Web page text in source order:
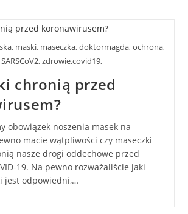
maski, maseczka, doktormagda, ochrona,
SARSCoV2, zdrowie,covid19,
chronią przed
obowiązek noszenia masek na
macie wątpliwości czy maseczki
nasze drogi oddechowe przed
19. Na pewno rozważaliście jaki
jest odpowiedni,…